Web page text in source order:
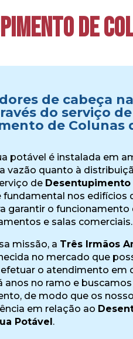
de
de cabeça
do serviço de
de Colunas
potável é instalada em
vazão quanto à
de Desentupimento
fundamental nos edifícios
garantir o funcionamento
e salas comerciais.
missão, a Três Irmãos
no mercado que
o atendimento em
anos no ramo e
de modo que os
em relação ao
Potável.